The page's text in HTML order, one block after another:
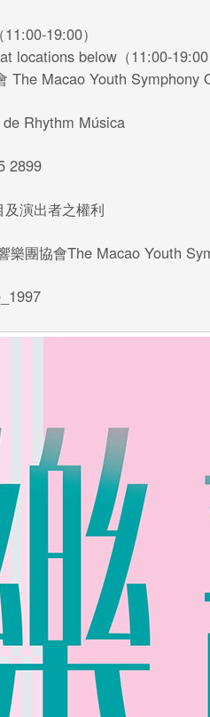
19:00）
locations below（11:00-
The Macao Youth Symphony
Rhythm Música
2899
及演出者之權利
樂團協會The Macao Youth